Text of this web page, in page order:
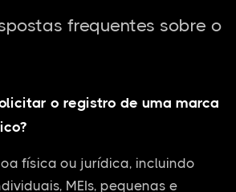
frequentes sobre o
o registro de uma marca
física ou jurídica, incluindo
MEIs, pequenas e